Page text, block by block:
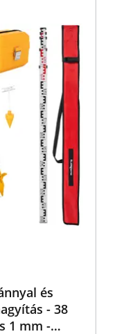
és
- 38
1 mm -